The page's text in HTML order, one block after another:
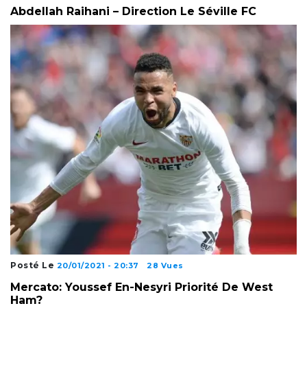
Abdellah Raihani – Direction Le Séville FC
Posté Le 20/01/2021 - 20:37 28 Vues
Mercato: Youssef En-Nesyri Priorité De West
Ham?